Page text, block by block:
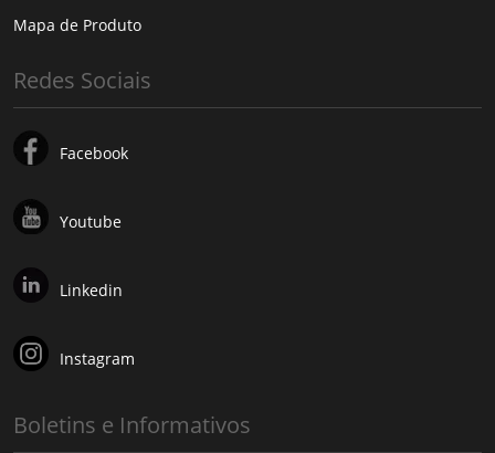
Mapa de Produto
Redes Sociais
Facebook
Youtube
Linkedin
Instagram
Boletins e Informativos